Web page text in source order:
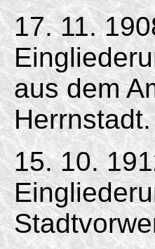
17. 11.
aus dem
Herrnstadt.
15. 10.